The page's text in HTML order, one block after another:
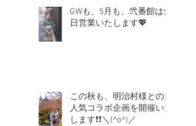
GWも、5月も、弐番館は全
日営業いたします💖
この秋も、明治村様との大
人気コラボ企画を開催いた
します❗❗＼(^o^)／